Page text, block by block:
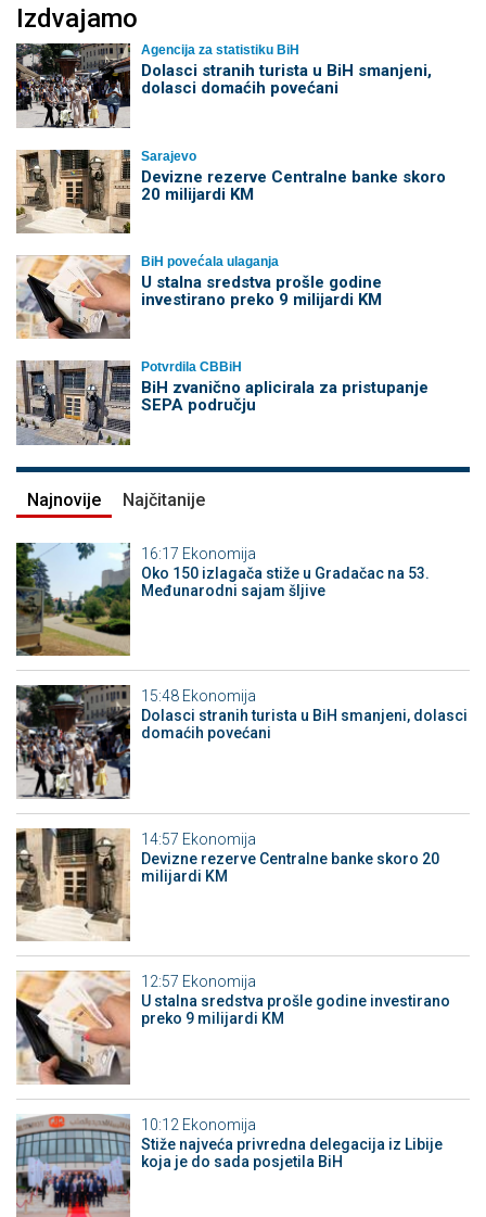
Izdvajamo
Agencija za statistiku BiH
Dolasci stranih turista u BiH smanjeni,
dolasci domaćih povećani
Sarajevo
Devizne rezerve Centralne banke skoro
20 milijardi KM
BiH povećala ulaganja
U stalna sredstva prošle godine
investirano preko 9 milijardi KM
Potvrdila CBBiH
BiH zvanično aplicirala za pristupanje
SEPA području
Najnovije Najčitanije
16:17 Ekonomija
Oko 150 izlagača stiže u Gradačac na 53.
Međunarodni sajam šljive
15:48 Ekonomija
Dolasci stranih turista u BiH smanjeni, dolasci
domaćih povećani
14:57 Ekonomija
Devizne rezerve Centralne banke skoro 20
milijardi KM
12:57 Ekonomija
U stalna sredstva prošle godine investirano
preko 9 milijardi KM
10:12 Ekonomija
Stiže najveća privredna delegacija iz Libije
koja je do sada posjetila BiH